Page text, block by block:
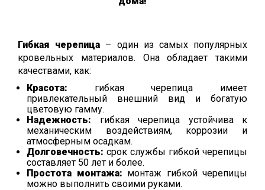
Гибкая черепица – один из самых популярных
кровельных материалов. Она обладает такими
качествами, как:
Красота: гибкая черепица имеет
привлекательный внешний вид и богатую
цветовую гамму.
Надежность: гибкая черепица устойчива к
механическим воздействиям, коррозии и
атмосферным осадкам.
Долговечность: срок службы гибкой черепицы
составляет 50 лет и более.
Простота монтажа: монтаж гибкой черепицы
можно выполнить своими руками.